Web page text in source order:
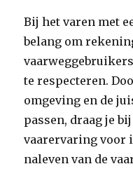
Bij het varen met
belang om
te respecteren.
omgeving en de
passen, draag je
vaarervaring voor
naleven van de